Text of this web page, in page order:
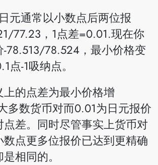
元通常以小数点后两位报
77.23，1点差=0.01.现在你
78.513/78.524，最小价格变
点-1吸纳点。
的点差为最小价格增
多数货币对而0.01为日元报价
差。同时尽管事实上货币对
点更多位报价已达到更精确
相同的。